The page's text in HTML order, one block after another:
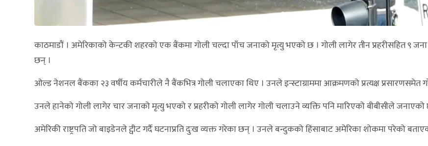
काठमाडौं । अमेरिकाको केन्टकी शहरको एक बैंकमा गोली चल्दा पाँच जनाको मृत्यु भएको छ । गोली लागेर तीन प्रहरीसहित ९
छन् ।
ओल्ड नेशनल बैंकका २३ वर्षीय कर्मचारीले नै बैंकभित्र गोली चलाएका थिए । उनले इन्स्टाग्राममा आक्रमणको प्रत्यक्ष प्रसारणसमेत
उनले हानेको गोली लागेर चार जनाको मृत्यु भएको र प्रहरीको गोली लागेर गोली चलाउने व्यक्ति पनि मारिएको बीबीसीले जनाएको
अमेरिकी राष्ट्रपति जो बाइडेनले ट्वीट गर्दै घटनाप्रति दुःख व्यक्त गरेका छन् । उनले बन्दुकको हिंसाबाट अमेरिका शोकमा परेको